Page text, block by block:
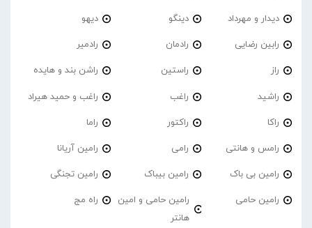
دیدار و مهرداد دینگو دیهو
رابین رضایی رادمان رادمیر
راز راستین راشن بند و هایده
راشید راغب راغب و حمید هیراد
راکا راکتور راما
رامس و هانتی رامی رامین آریانا
رامین بی باک رامین بیباک رامین تجنگی
رامین حامی
رامین حامی و امین
هانتر
راه مج